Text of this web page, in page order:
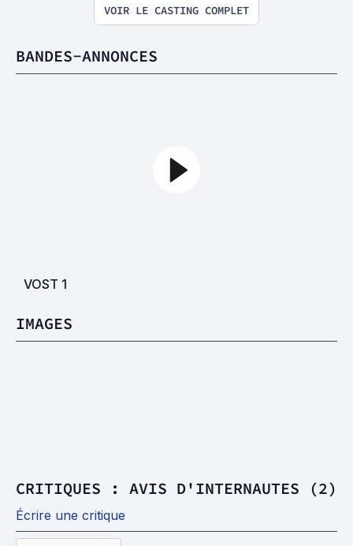
VOIR LE CASTING COMPLET
BANDES-ANNONCES
VOST 1
IMAGES
CRITIQUES : AVIS D'INTERNAUTES (2)
Écrire une critique